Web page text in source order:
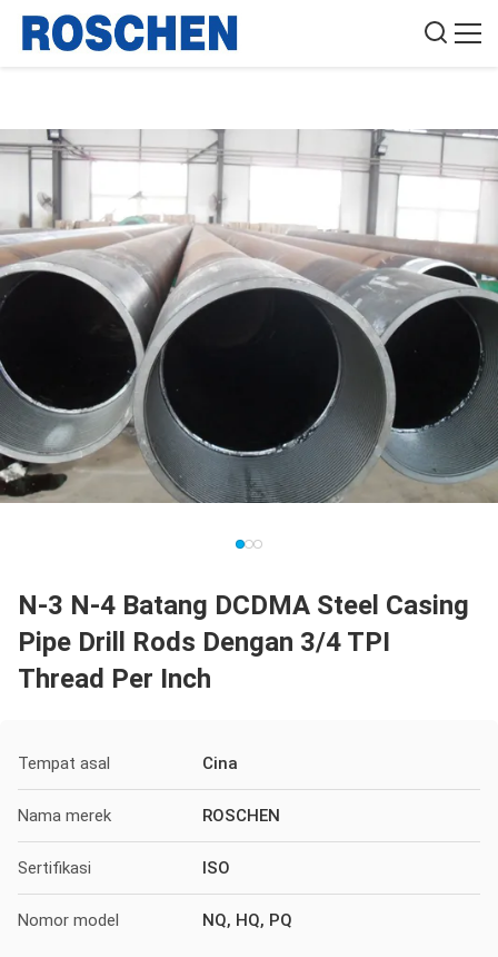
N-3 N-4 Batang DCDMA Steel Casing
Pipe Drill Rods Dengan 3/4 TPI
Thread Per Inch
Tempat asal Cina
Nama merek ROSCHEN
Sertifikasi ISO
Nomor model NQ, HQ, PQ